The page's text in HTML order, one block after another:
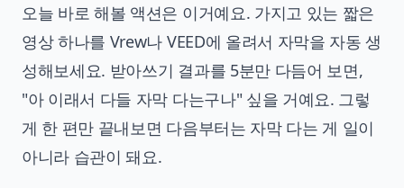
오늘 바로 해볼 액션은 이거예요. 가지고 있는 짧은
영상 하나를 Vrew나 VEED에 올려서 자막을 자동 생
성해보세요. 받아쓰기 결과를 5분만 다듬어 보면,
"아 이래서 다들 자막 다는구나" 싶을 거예요. 그렇
게 한 편만 끝내보면 다음부터는 자막 다는 게 일이
아니라 습관이 돼요.